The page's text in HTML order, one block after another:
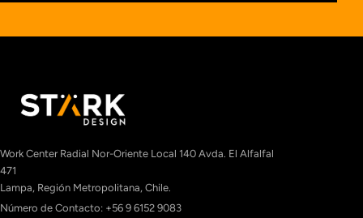
Work Center Radial Nor-Oriente Local 140 Avda. El Alfalfal
471
Lampa, Región Metropolitana, Chile.
Número de Contacto: +56 9 6152 9083